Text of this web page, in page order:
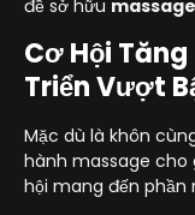
đề sở hữu
Cơ Hội
Triển Vượt
Mặc dù là khôn
hành massage cho
hội mang đến phần